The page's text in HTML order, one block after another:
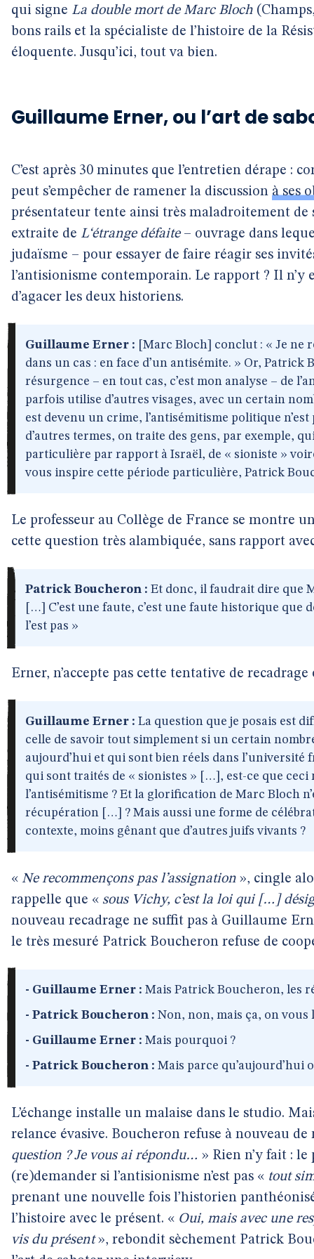
qui signe La double mort de Marc Bloch
bons rails et la spécialiste de l’histoire de la
éloquente. Jusqu’ici, tout va bien.
Guillaume Erner, ou l’art de
C’est après 30 minutes que l’entretien dérape :
peut s’empêcher de ramener la discussion à ses
présentateur tente ainsi très maladroitement de
extraite de L‘étrange défaite– ouvrage dans
judaïsme – pour essayer de faire réagir ses
l’antisionisme contemporain. Le rapport ? Il n’y
d’agacer les deux historiens.
Guillaume Erner : [Marc Bloch] conclut : « Je ne
dans un cas : en face d’un antisémite. » Or,
résurgence – en tout cas, c’est mon analyse – de
parfois utilise d’autres visages, avec un certain
est devenu un crime, l’antisémitisme politique
d’autres termes, on traite des gens, par exemple,
particulière par rapport à Israël, de « sioniste »
vous inspire cette période particulière, Patrick
Le professeur au Collège de France se montre
cette question très alambiquée, sans rapport
Patrick Boucheron : Et donc, il faudrait dire que
[…] C’est une faute, c’est une faute historique que
l’est pas »
Erner, n’accepte pas cette tentative de
Guillaume Erner : La question que je posais est
celle de savoir tout simplement si un certain
aujourd’hui et qui sont bien réels dans l’université
qui sont traités de « sionistes » […], est-ce que ceci
l’antisémitisme ? Et la glorification de Marc Bloch
récupération […] ? Mais aussi une forme de
contexte, moins gênant que d’autres juifs vivants ?
« Ne recommençons pas l’assignation », cingle
rappelle que « sous Vichy, c’est la loi qui […]
nouveau recadrage ne suffit pas à Guillaume
le très mesuré Patrick Boucheron refuse de
- Guillaume Erner : Mais Patrick Boucheron, les
- Patrick Boucheron : Non, non, mais ça, on vous
- Guillaume Erner : Mais pourquoi ?
- Patrick Boucheron : Mais parce qu’aujourd’hui
L’échange installe un malaise dans le studio.
relance évasive. Boucheron refuse à nouveau de
question ? Je vous ai répondu… » Rien n’y fait : le
(re)demander si l’antisionisme n’est pas « tout
prenant une nouvelle fois l’historien
l’histoire avec le présent. « Oui, mais avec une
vis du présent», rebondit sèchement Patrick